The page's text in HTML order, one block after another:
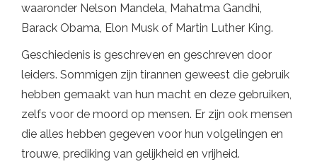
waaronder Nelson Mandela, Mahatma Gandhi,
Barack Obama, Elon Musk of Martin Luther King.
Geschiedenis is geschreven en geschreven door
leiders. Sommigen zijn tirannen geweest die gebruik
hebben gemaakt van hun macht en deze gebruiken,
zelfs voor de moord op mensen. Er zijn ook mensen
die alles hebben gegeven voor hun volgelingen en
trouwe, prediking van gelijkheid en vrijheid.